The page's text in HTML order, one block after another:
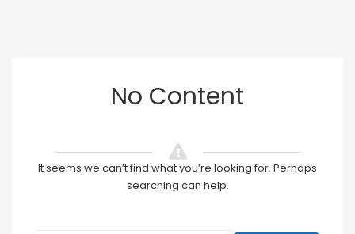
No Content
It seems we can’t find what you’re looking for. Perhaps
searching can help.